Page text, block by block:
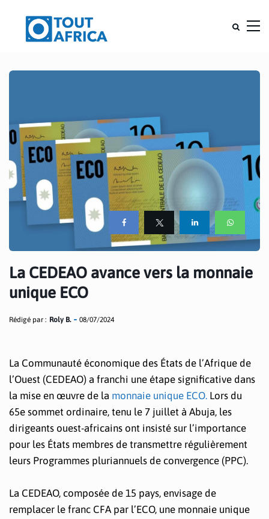
La CEDEAO avance vers la monnaie
unique ECO
Rédigé par : Roly B. 08/07/2024
La Communauté économique des États de l’Afrique de
l’Ouest (CEDEAO) a franchi une étape significative dans
la mise en œuvre de la monnaie unique ECO. Lors du
65e sommet ordinaire, tenu le 7 juillet à Abuja, les
dirigeants ouest-africains ont insisté sur l’importance
pour les États membres de transmettre régulièrement
leurs Programmes pluriannuels de convergence (PPC).
La CEDEAO, composée de 15 pays, envisage de
remplacer le franc CFA par l’ECO, une monnaie unique